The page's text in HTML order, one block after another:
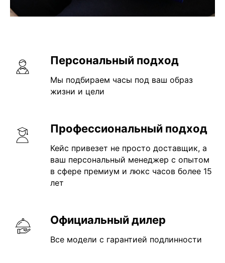
Персональный подход
Мы подбираем часы под ваш образ
жизни и цели
Профессиональный подход
Кейс привезет не просто доставщик, а
ваш персональный менеджер с опытом
в сфере премиум и люкс часов более 15
лет
Официальный дилер
Все модели с гарантией подлинности